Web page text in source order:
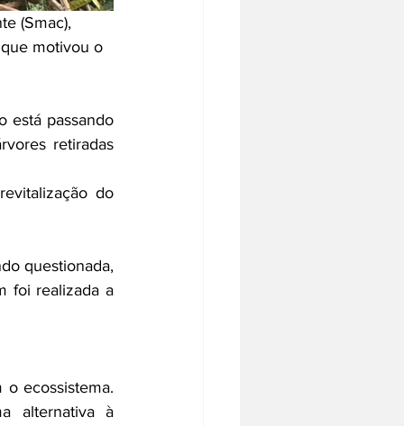
(Smac),
motivou o
está passando
retiradas
do
questionada,
foi realizada a
ecossistema.
alternativa à